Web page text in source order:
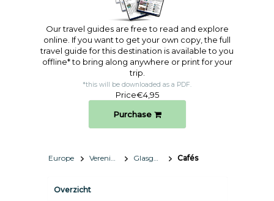
Our travel guides are free to read and explore
online. If you want to get your own copy, the full
travel guide for this destination is available to you
offline* to bring along anywhere or print for your
trip.​
*this will be downloaded as a PDF.
Price€4,95
Purchase
Europe Verenigd Koninkrijk Glasgow Cafés
Overzicht